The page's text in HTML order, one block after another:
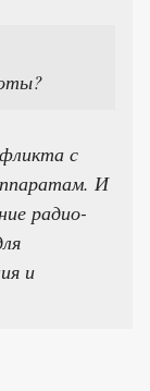
с
И
радио-
и